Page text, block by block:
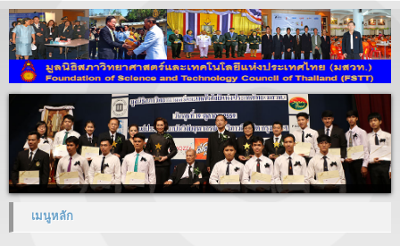
เมนูหลัก